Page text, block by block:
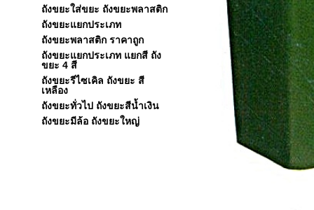
ถังขยะใส่ขยะ ถังขยะพลาสติก
ถังขยะแยกประเภท
ถังขยะพลาสติก ราคาถูก
ถังขยะแยกประเภท แยกสี ถัง
ขยะ 4 สี
ถังขยะรีไซเคิล ถังขยะ สี
เหลือง
ถังขยะทั่วไป ถังขยะสีน้ำเงิน
ถังขยะมีล้อ ถังขยะใหญ่